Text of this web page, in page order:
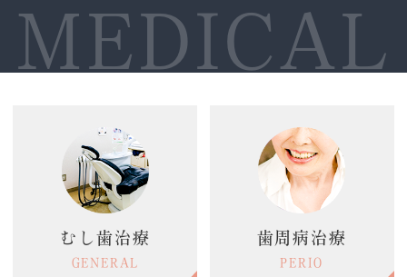
MEDICAL
むし歯治療
GENERAL
歯周病治療
PERIO